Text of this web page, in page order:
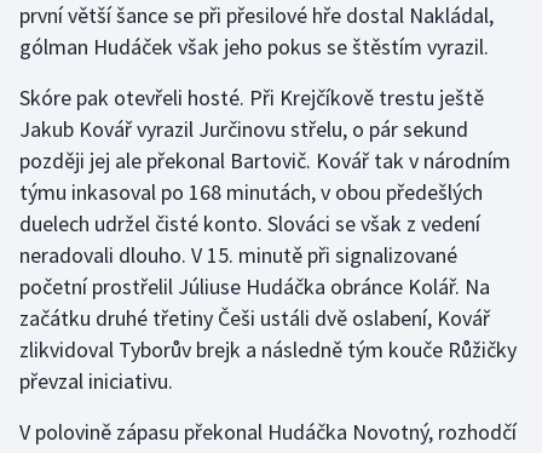
Házená
Jezdectví
Judo
Krasobruslení
Lezení
Lyže a snowboard
Moderní pětiboj
Motorsport
první větší šance se při přesilové hře dostal Nakládal,
gólman Hudáček však jeho pokus se štěstím vyrazil.
Skóre pak otevřeli hosté. Při Krejčíkově trestu ještě
Jakub Kovář vyrazil Jurčinovu střelu, o pár sekund
později jej ale překonal Bartovič. Kovář tak v národním
týmu inkasoval po 168 minutách, v obou předešlých
duelech udržel čisté konto. Slováci se však z vedení
neradovali dlouho. V 15. minutě při signalizované
početní prostřelil Júliuse Hudáčka obránce Kolář. Na
začátku druhé třetiny Češi ustáli dvě oslabení, Kovář
zlikvidoval Tyborův brejk a následně tým kouče Růžičky
převzal iniciativu.
V polovině zápasu překonal Hudáčka Novotný, rozhodčí